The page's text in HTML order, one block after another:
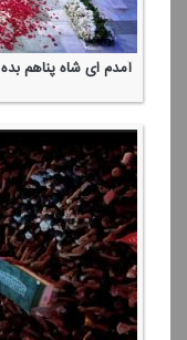
آمدم ای شاه پناهم بده